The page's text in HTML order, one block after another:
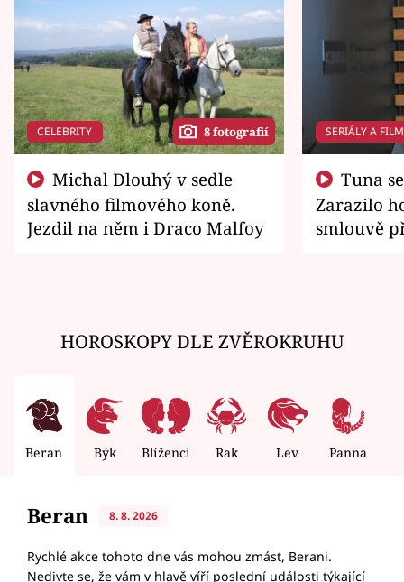
CELEBRITY 8 fotografií
slavného filmového koně.
Jezdil na něm i Draco Malfoy
SERIÁLY A
Zarazilo
smlouvě
HOROSKOPY DLE ZVĚROKRUHU
Beran Býk Blíženci Rak Lev Panna
Beran 8. 8. 2026
Rychlé akce tohoto dne vás mohou zmást, Berani.
Nedivte se, že vám v hlavě víří poslední události týkající